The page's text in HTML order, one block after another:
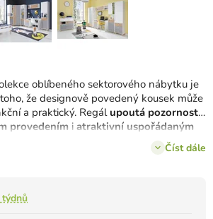
oblíbeného sektorového nábytku je
že designově povedený kousek může
a praktický. Regál upoutá pozornost
provedením i atraktivní uspořádaným
Číst dále